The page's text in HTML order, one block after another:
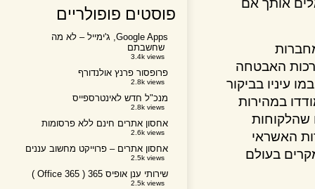
אותך אם
האבטחה
בביקור
במהירות
האשראי
בעולם
פוסטים פופולריים
Google Apps, ג'ימייל – לא מה
שחשבתם
3.4k views
פרופסור פרנץ אולנדורף
2.8k views
מנכ"ל חדש לאינטרספייס
2.8k views
אחסון אתרים חינם ללא פרסומות
2.6k views
אחסון אתרים – פרוייקט מחשוב עננים
2.5k views
שירותי ענן אופיס 365 ( Office 365 )
2.5k views